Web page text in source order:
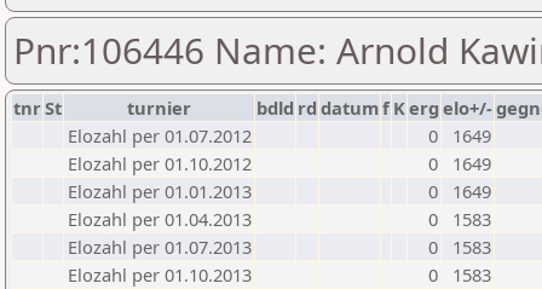
Pnr:106446 Name: Arnold
tnrSt turnier bdld rd datumf Kerg elo+/-
Elozahl per 01.07.2012
0
1649
Elozahl per 01.10.2012
0
1649
Elozahl per 01.01.2013
0
1649
Elozahl per 01.04.2013
0
1583
Elozahl per 01.07.2013
0
1583
Elozahl per 01.10.2013
0
1583